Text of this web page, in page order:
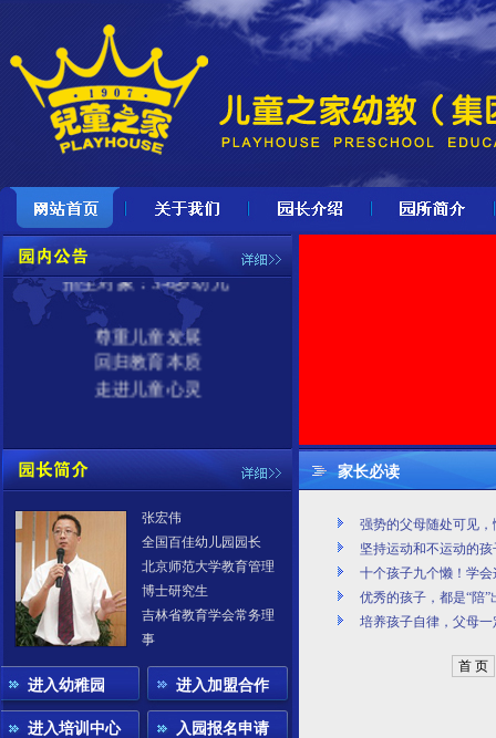
儿童之家
期待宝贝加入
招生对象：3-6岁幼儿
尊重儿童发展
回归教育本质
走进儿童心灵
张宏伟
全国百佳幼儿园园长
北京师范大学教育管理
博士研究生
吉林省教育学会常务理
事
进入幼稚园
进入培训中心
进入加盟合作
入园报名申请
家长必读
强势的父母随处可见
坚持运动和不运动的
十个孩子九个懒！学
优秀的孩子，都是“陪”
培养孩子自律，父母
首 页